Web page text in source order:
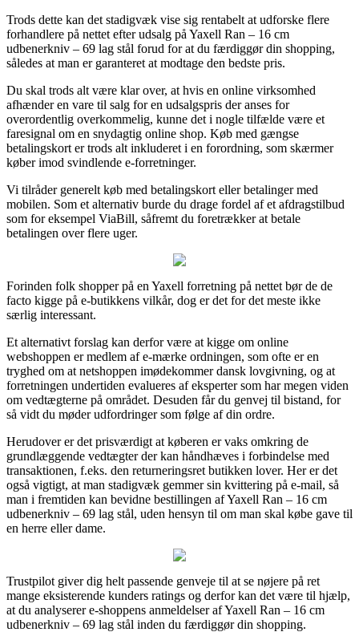
Trods dette kan det stadigvæk vise sig rentabelt at udforske flere
forhandlere på nettet efter udsalg på Yaxell Ran – 16 cm
udbenerkniv – 69 lag stål forud for at du færdiggør din shopping,
således at man er garanteret at modtage den bedste pris.
Du skal trods alt være klar over, at hvis en online virksomhed
afhænder en vare til salg for en udsalgspris der anses for
overordentlig overkommelig, kunne det i nogle tilfælde være et
faresignal om en snydagtig online shop. Køb med gængse
betalingskort er trods alt inkluderet i en forordning, som skærmer
køber imod svindlende e-forretninger.
Vi tilråder generelt køb med betalingskort eller betalinger med
mobilen. Som et alternativ burde du drage fordel af et afdragstilbud
som for eksempel ViaBill, såfremt du foretrækker at betale
betalingen over flere uger.
Forinden folk shopper på en Yaxell forretning på nettet bør de de
facto kigge på e-butikkens vilkår, dog er det for det meste ikke
særlig interessant.
Et alternativt forslag kan derfor være at kigge om online
webshoppen er medlem af e-mærke ordningen, som ofte er en
tryghed om at netshoppen imødekommer dansk lovgivning, og at
forretningen undertiden evalueres af eksperter som har megen viden
om vedtægterne på området. Desuden får du genvej til bistand, for
så vidt du møder udfordringer som følge af din ordre.
Herudover er det prisværdigt at køberen er vaks omkring de
grundlæggende vedtægter der kan håndhæves i forbindelse med
transaktionen, f.eks. den returneringsret butikken lover. Her er det
også vigtigt, at man stadigvæk gemmer sin kvittering på e-mail, så
man i fremtiden kan bevidne bestillingen af Yaxell Ran – 16 cm
udbenerkniv – 69 lag stål, uden hensyn til om man skal købe gave til
en herre eller dame.
Trustpilot giver dig helt passende genveje til at se nøjere på ret
mange eksisterende kunders ratings og derfor kan det være til hjælp,
at du analyserer e-shoppens anmeldelser af Yaxell Ran – 16 cm
udbenerkniv – 69 lag stål inden du færdiggør din shopping.